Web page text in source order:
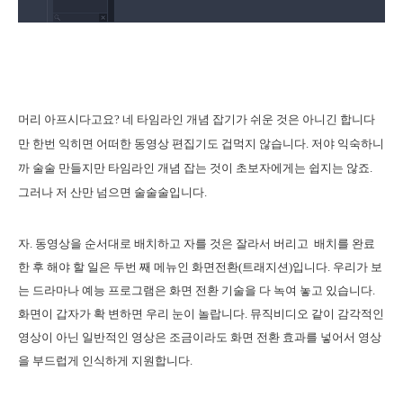
머리 아프시다고요? 네 타임라인 개념 잡기가 쉬운 것은 아니긴 합니다
만 한번 익히면 어떠한 동영상 편집기도 겁먹지 않습니다. 저야 익숙하니
까 술술 만들지만 타임라인 개념 잡는 것이 초보자에게는 쉽지는 않죠.
그러나 저 산만 넘으면 술술술입니다.
자. 동영상을 순서대로 배치하고 자를 것은 잘라서 버리고 배치를 완료
한 후 해야 할 일은 두번 째 메뉴인 화면전환(트래지션)입니다. 우리가 보
는 드라마나 예능 프로그램은 화면 전환 기술을 다 녹여 놓고 있습니다.
화면이 갑자가 확 변하면 우리 눈이 놀랍니다. 뮤직비디오 같이 감각적인
영상이 아닌 일반적인 영상은 조금이라도 화면 전환 효과를 넣어서 영상
을 부드럽게 인식하게 지원합니다.